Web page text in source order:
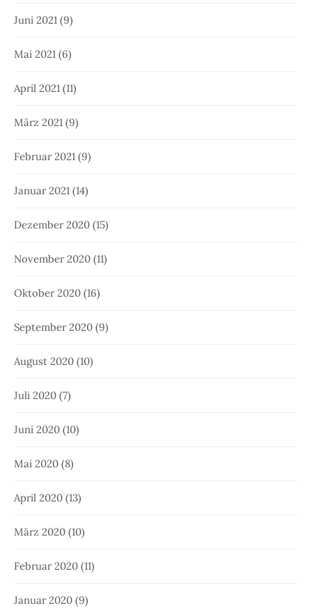
Juni 2021 (9)
Mai 2021 (6)
April 2021 (11)
März 2021 (9)
Februar 2021 (9)
Januar 2021 (14)
Dezember 2020 (15)
November 2020 (11)
Oktober 2020 (16)
September 2020 (9)
August 2020 (10)
Juli 2020 (7)
Juni 2020 (10)
Mai 2020 (8)
April 2020 (13)
März 2020 (10)
Februar 2020 (11)
Januar 2020 (9)